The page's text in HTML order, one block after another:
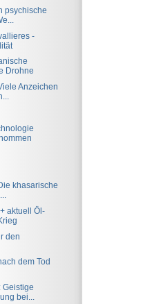
psychische
-
Drohne
Anzeichen
khasarische
aktuell Öl-
den
dem Tod
Geistige
bei...